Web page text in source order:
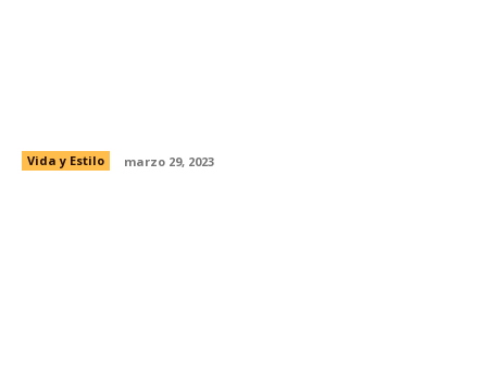
Vida y Estilo marzo 29, 2023